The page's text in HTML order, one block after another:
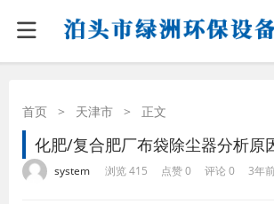
首页 > 天津市 > 正文
化肥/复合肥厂布袋除尘器分析原
system 浏览 415 点赞 0 评论 0 3年